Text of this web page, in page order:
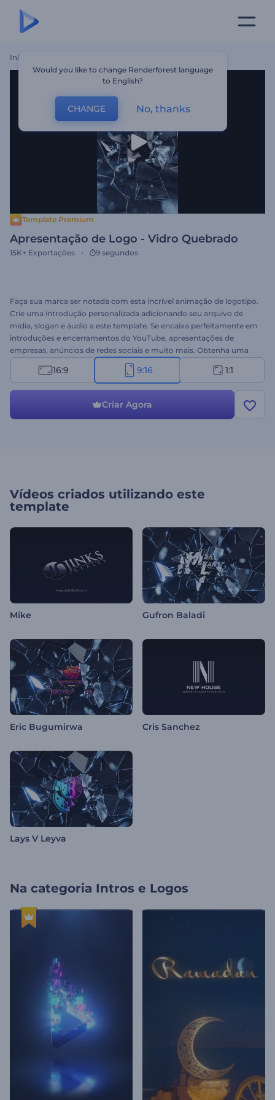
Início
Template Premium
Apresentação de Logo - Vidro Quebrado
15K+ Exportações 9 segundos
Faça sua marca ser notada com esta incrível animação de logotipo.
Crie uma introdução personalizada adicionando seu arquivo de
mídia, slogan e áudio a este template. Se encaixa perfeitamente em
introduções e encerramentos do YouTube, apresentações de
empresas, anúncios de redes sociais e muito mais. Obtenha uma
apresentação surpreendente agora mesmo!
16:9 9:16 1:1
Criar Agora
Vídeos criados utilizando este
template
Mike Gufron Baladi
Eric Bugumirwa Cris Sanchez
Lays V Leyva
Na categoria Intros e Logos
Would you like to change Renderforest language
to English?
CHANGE No, thanks